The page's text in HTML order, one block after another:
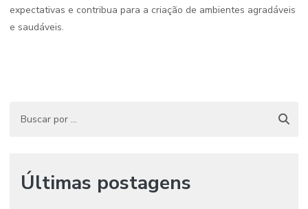
expectativas e contribua para a criação de ambientes agradáveis
e saudáveis.
Últimas postagens